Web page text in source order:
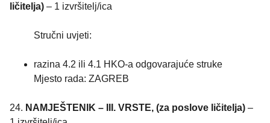
ličitelja) – 1 izvršitelj/ica
Stručni uvjeti:
razina 4.2 ili 4.1 HKO-a odgovarajuće struke
Mjesto rada: ZAGREB
24. NAMJEŠTENIK – III. VRSTE, (za poslove ličitelja) –